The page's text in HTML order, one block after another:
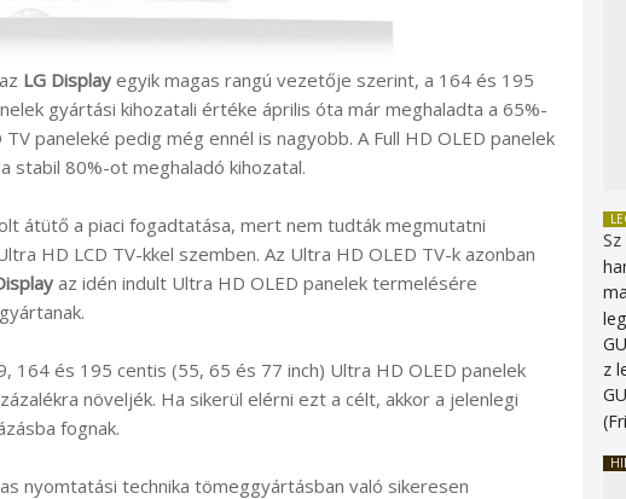
LG Display egyik magas rangú vezetője szerint, a 164 és 195
gyártási kihozatali értéke április óta már meghaladta a 65%-
paneleké pedig még ennél is nagyobb. A Full HD OLED panelek
80%-ot meghaladó kihozatal.
átütő a piaci fogadtatása, mert nem tudták megmutatni
HD LCD TV-kkel szemben. Az Ultra HD OLED TV-k azonban
az idén indult Ultra HD OLED panelek termelésére
164 és 195 centis (55, 65 és 77 inch) Ultra HD OLED panelek
növeljék. Ha sikerül elérni ezt a célt, akkor a jelenlegi
fognak.
nyomtatási technika tömeggyártásban való sikeresen
z